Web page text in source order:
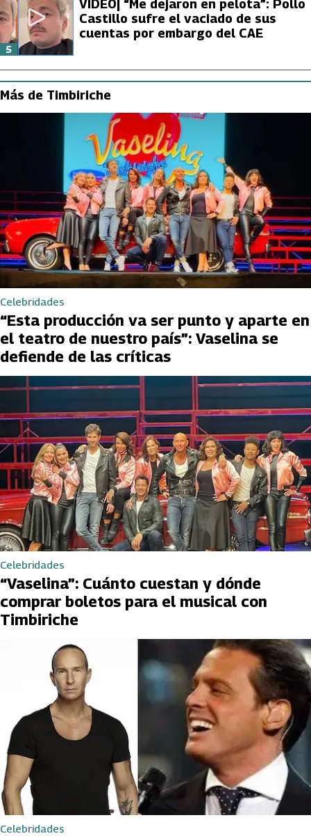
VIDEO| “Me dejaron en pelota”: Pollo
Castillo sufre el vaciado de sus
cuentas por embargo del CAE
5
Más de Timbiriche
Celebridades
“Esta producción va ser punto y aparte en
el teatro de nuestro país”: Vaselina se
defiende de las críticas
Celebridades
“Vaselina”: Cuánto cuestan y dónde
comprar boletos para el musical con
Timbiriche
Celebridades